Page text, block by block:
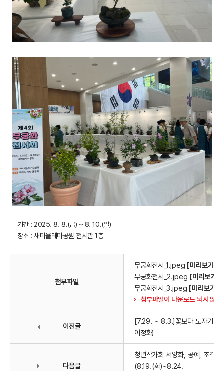
기간 : 2025. 8. 8.(금) ~ 8. 10.(일)
장소 : 새마을테마공원 전시관 1층
첨부파일
무궁화전시_1.jpeg [미리보기]
무궁화전시_2.jpeg [미리보기]
무궁화전시_3.jpeg [미리보기]
첨부파일이 다운로드 되지 않을
이전글
[7.29. ~ 8.3.]꽃보다 도자기(작
이정화)
다음글
청년작가회 서양화, 공예, 조각
(8.19.(화)~8.24.